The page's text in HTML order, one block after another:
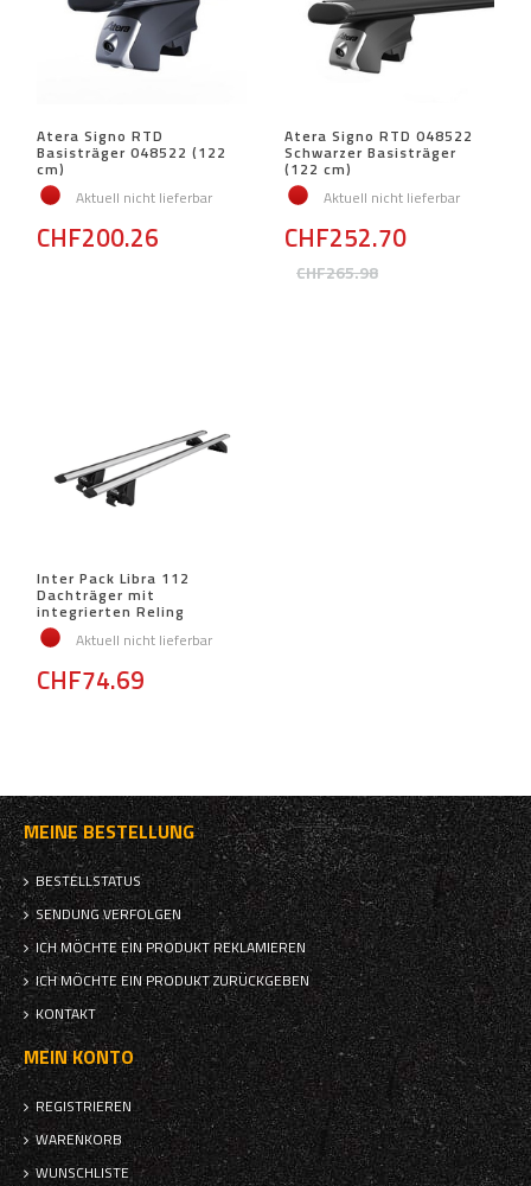
Atera Signo RTD
Basisträger 048522 (122
cm)
Aktuell nicht lieferbar
CHF200.26
Atera Signo RTD 048522
Schwarzer Basisträger
(122 cm)
Aktuell nicht lieferbar
CHF265.98
CHF252.70
Inter Pack Libra 112
Dachträger mit
integrierten Reling
Aktuell nicht lieferbar
CHF74.69
MEINE BESTELLUNG
BESTELLSTATUS
SENDUNG VERFOLGEN
ICH MÖCHTE EIN PRODUKT REKLAMIEREN
ICH MÖCHTE EIN PRODUKT ZURÜCKGEBEN
KONTAKT
MEIN KONTO
REGISTRIEREN
WARENKORB
WUNSCHLISTE